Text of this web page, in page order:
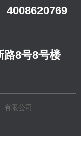
有限公司
路8号8号楼
4008620769